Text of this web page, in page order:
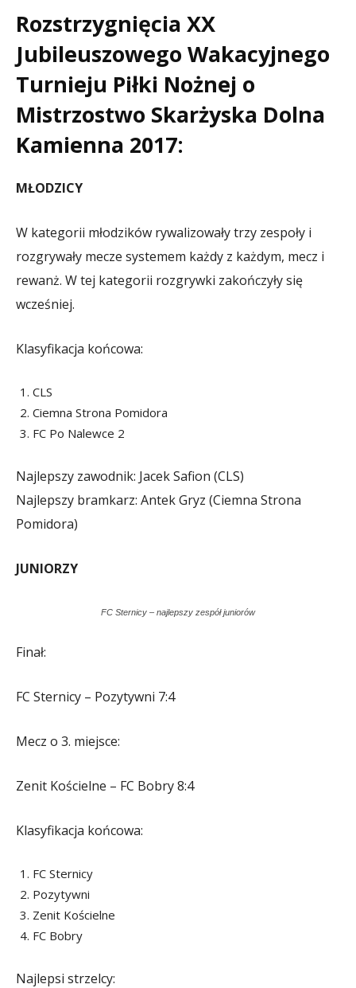
Rozstrzygnięcia XX
Jubileuszowego Wakacyjnego
Turnieju Piłki Nożnej o
Mistrzostwo Skarżyska Dolna
Kamienna 2017:
MŁODZICY
W kategorii młodzików rywalizowały trzy zespoły i
rozgrywały mecze systemem każdy z każdym, mecz i
rewanż. W tej kategorii rozgrywki zakończyły się
wcześniej.
Klasyfikacja końcowa:
CLS
Ciemna Strona Pomidora
FC Po Nalewce 2
Najlepszy zawodnik: Jacek Safion (CLS)
Najlepszy bramkarz: Antek Gryz (Ciemna Strona
Pomidora)
JUNIORZY
FC Sternicy – najlepszy zespół juniorów
Finał:
FC Sternicy – Pozytywni 7:4
Mecz o 3. miejsce:
Zenit Kościelne – FC Bobry 8:4
Klasyfikacja końcowa:
FC Sternicy
Pozytywni
Zenit Kościelne
FC Bobry
Najlepsi strzelcy: